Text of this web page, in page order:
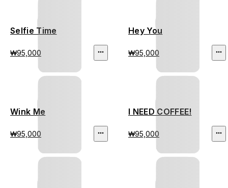
Selfie Time
₩95,000
Hey You
₩95,000
Wink Me
₩95,000
I NEED COFFEE!
₩95,000